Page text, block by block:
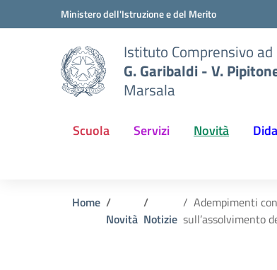
Vai ai contenuti
Vai al menu di navigazioneMinistero dell'Istruzione e del Merito
Istituto Comprensivo
G. Garibaldi - V.
Marsala
Scuola Servizi Novità
Home
Novità Notizie
Adempimenti
sull’assolvimento